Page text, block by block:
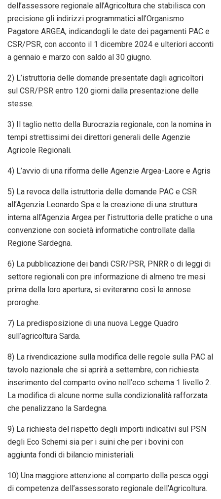
dell’assessore regionale all’Agricoltura che stabilisca con
precisione gli indirizzi programmatici all’Organismo
Pagatore ARGEA, indicandogli le date dei pagamenti PAC e
CSR/PSR, con acconto il 1 dicembre 2024 e ulteriori acconti
a gennaio e marzo con saldo al 30 giugno.
2) L’istruttoria delle domande presentate dagli agricoltori
sul CSR/PSR entro 120 giorni dalla presentazione delle
stesse.
3) Il taglio netto della Burocrazia regionale, con la nomina in
tempi strettissimi dei direttori generali delle Agenzie
Agricole Regionali.
4) L’avvio di una riforma delle Agenzie Argea-Laore e Agris
5) La revoca della istruttoria delle domande PAC e CSR
all’Agenzia Leonardo Spa e la creazione di una struttura
interna all’Agenzia Argea per l’istruttoria delle pratiche o una
convenzione con società informatiche controllate dalla
Regione Sardegna.
6) La pubblicazione dei bandi CSR/PSR, PNRR o di leggi di
settore regionali con pre informazione di almeno tre mesi
prima della loro apertura, si eviteranno così le annose
proroghe.
7) La predisposizione di una nuova Legge Quadro
sull’agricoltura Sarda.
8) La rivendicazione sulla modifica delle regole sulla PAC al
tavolo nazionale che si aprirà a settembre, con richiesta
inserimento del comparto ovino nell’eco schema 1 livello 2.
La modifica di alcune norme sulla condizionalità rafforzata
che penalizzano la Sardegna.
9) La richiesta del rispetto degli importi indicativi sul PSN
degli Eco Schemi sia per i suini che per i bovini con
aggiunta fondi di bilancio ministeriali.
10) Una maggiore attenzione al comparto della pesca oggi
di competenza dell’assessorato regionale dell’Agricoltura.